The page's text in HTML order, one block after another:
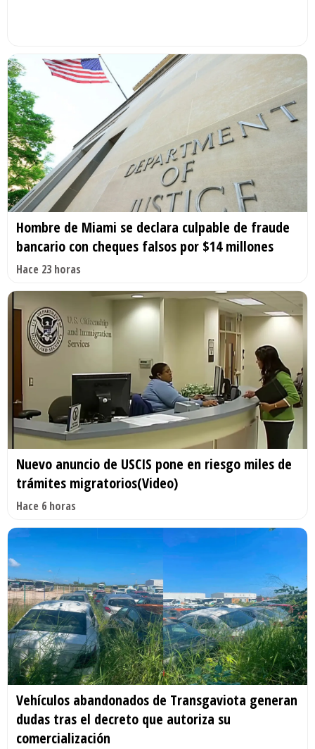
Hombre de Miami se declara culpable de fraude
bancario con cheques falsos por $14 millones
Hace 23 horas
Nuevo anuncio de USCIS pone en riesgo miles de
trámites migratorios(Video)
Hace 6 horas
Vehículos abandonados de Transgaviota generan
dudas tras el decreto que autoriza su
comercialización